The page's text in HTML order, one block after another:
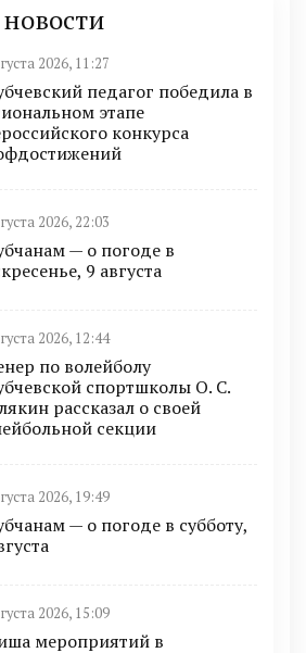
2026, 11:27
педагог победила в
этапе
конкурса
2026, 22:03
— о погоде в
9 августа
2026, 12:44
по волейболу
спортшколы О. С.
рассказал о своей
секции
2026, 19:49
— о погоде в субботу,
2026, 15:09
мероприятий в